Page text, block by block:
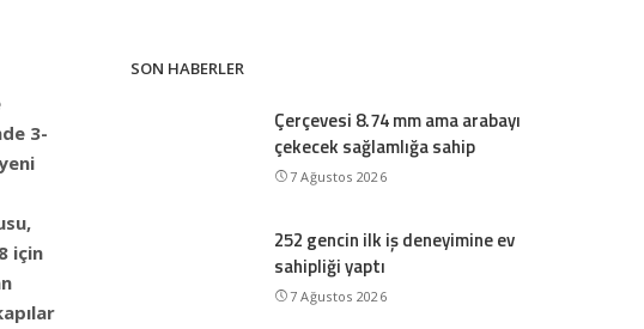
3-
için
SON HABERLER
Çerçevesi 8.74 mm ama arabayı
çekecek sağlamlığa sahip
7 Ağustos 2026
252 gencin ilk iş deneyimine ev
sahipliği yaptı
7 Ağustos 2026